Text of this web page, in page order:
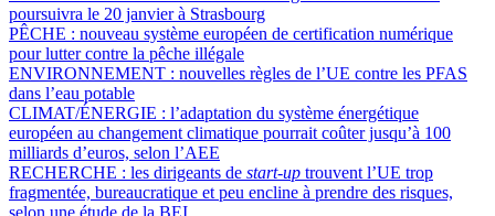
poursuivra le 20 janvier à Strasbourg
PÊCHE : nouveau système européen de certification numérique
pour lutter contre la pêche illégale
ENVIRONNEMENT : nouvelles règles de l’UE contre les PFAS
dans l’eau potable
CLIMAT/ÉNERGIE : l’adaptation du système énergétique
européen au changement climatique pourrait coûter jusqu’à 100
milliards d’euros, selon l’AEE
RECHERCHE : les dirigeants de start-up trouvent l’UE trop
fragmentée, bureaucratique et peu encline à prendre des risques,
selon une étude de la BEI